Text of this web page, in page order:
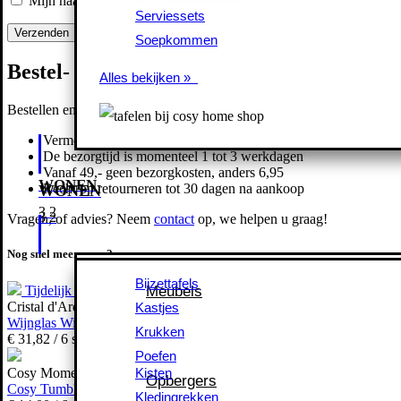
Serviessets
Soepkommen
Alles bekijken »
WONEN
Meubels
Bijzettafels
Kastjes
Krukken
Poefen
Opbergers
Kisten
Kledingrekken
Serviessets
Soepkommen
Alles bekijken »
WONEN
Meubels
Bijzettafels
Kastjes
Krukken
Poefen
Opbergers
Kisten
Kledingrekken
Bestel- en bezorginformatie
Bestellen en achteraf betalen is mogelijk, veilig en snel.
Vermelde prijzen en bedragen zijn inclusief btw
De bezorgtijd is momenteel 1 tot 3 werkdagen
Vanaf 49,- geen bezorgkosten, anders 6,95
Recht op retourneren tot 30 dagen na aankoop
Vragen, of advies? Neem contact op, we helpen u graag!
Nog snel meenemen?
Tijdelijk uitverkocht
Cristal d'Arques
Wijnglas Wine Emotions CD 35cl
€ 31,82 / 6 stuks
Cosy Moments
Cosy Tumblerglas 34cl